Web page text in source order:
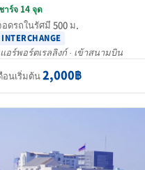
ชาร์จ 14 จุด
ดรถในรัศมี 500 ม.
อร์พอร์ตเรลลิงก์ · เข้าสนามบิน
อนเริ่มต้น2,000฿